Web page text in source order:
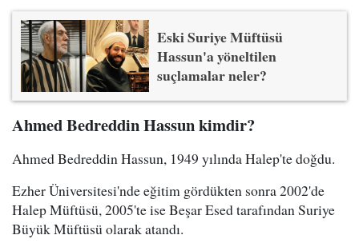
Eski Suriye Müftüsü
Hassun'a yöneltilen
suçlamalar neler?
Ahmed Bedreddin Hassun kimdir?
Ahmed Bedreddin Hassun, 1949 yılında Halep'te doğdu.
Ezher Üniversitesi'nde eğitim gördükten sonra 2002'de
Halep Müftüsü, 2005'te ise Beşar Esed tarafından Suriye
Büyük Müftüsü olarak atandı.